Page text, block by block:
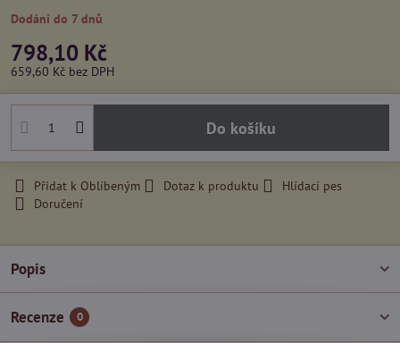
Dodání do 7 dnů
798,10 Kč
659,60 Kč bez DPH
Do košíku
Přidat k Oblíbeným Dotaz k produktu
Hlídací pes
Doručení
Popis
Recenze 0